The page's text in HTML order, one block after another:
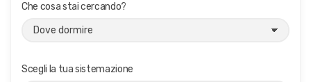
Che cosa stai cercando?
Scegli la tua sistemazione